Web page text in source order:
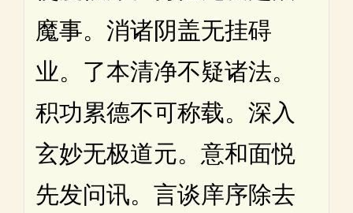
魔事。消诸阴盖无挂碍
业。了本清净不疑诸法。
积功累德不可称载。深入
玄妙无极道元。意和面悦
先发问讯。言谈庠序除去